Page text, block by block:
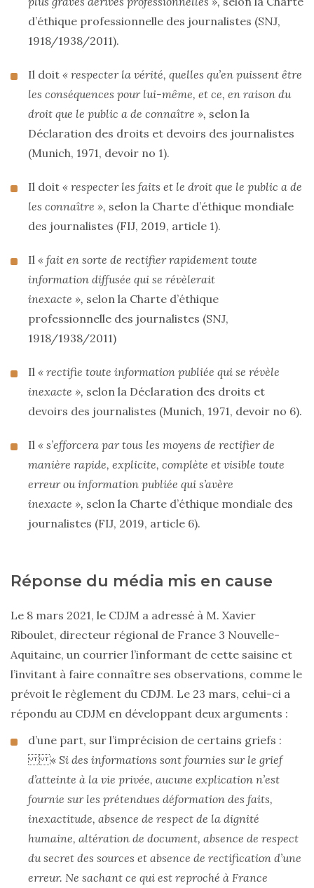
d’éthique professionnelle des journalistes (SNJ,
1918/1938/2011).
Il doit « respecter la vérité, quelles qu’en puissent être
les conséquences pour lui-même, et ce, en raison du
droit que le public a de connaître », selon la
Déclaration des droits et devoirs des journalistes
(Munich, 1971, devoir no 1).
Il doit « respecter les faits et le droit que le public a de
les connaître », selon la Charte d’éthique mondiale
des journalistes (FIJ, 2019, article 1).
Il « fait en sorte de rectifier rapidement toute
information diffusée qui se révèlerait
inexacte », selon la Charte d’éthique
professionnelle des journalistes (SNJ,
1918/1938/2011)
Il « rectifie toute information publiée qui se révèle
inexacte », selon la Déclaration des droits et
devoirs des journalistes (Munich, 1971, devoir no 6).
Il « s’efforcera par tous les moyens de rectifier de
manière rapide, explicite, complète et visible toute
erreur ou information publiée qui s’avère
inexacte », selon la Charte d’éthique mondiale des
journalistes (FIJ, 2019, article 6).
Réponse du média mis en cause
Le 8 mars 2021, le CDJM a adressé à M. Xavier
Riboulet, directeur régional de France 3 Nouvelle-
Aquitaine, un courrier l’informant de cette saisine et
l’invitant à faire connaître ses observations, comme le
prévoit le règlement du CDJM. Le 23 mars, celui-ci a
répondu au CDJM en développant deux arguments :
d’une part, sur l’imprécision de certains griefs :
« Si des informations sont fournies sur le grief
d’atteinte à la vie privée, aucune explication n’est
fournie sur les prétendues déformation des faits,
inexactitude, absence de respect de la dignité
humaine, altération de document, absence de respect
du secret des sources et absence de rectification d’une
erreur. Ne sachant ce qui est reproché à France